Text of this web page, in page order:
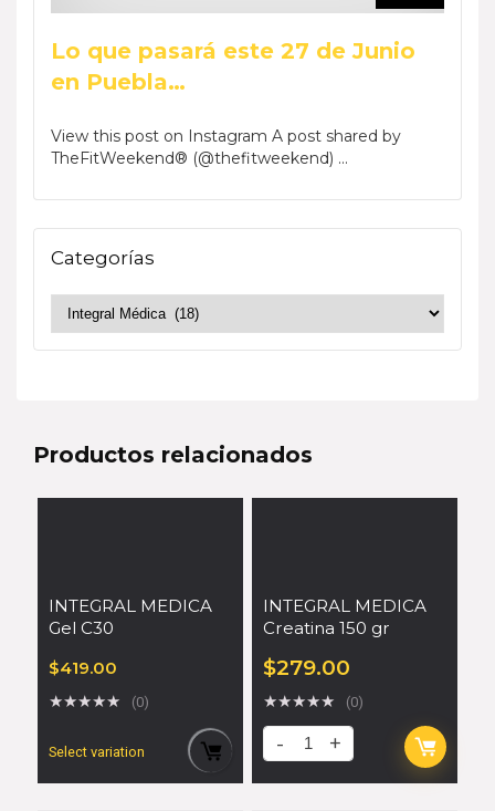
Lo que pasará este 27 de Junio
en Puebla…
View this post on Instagram A post shared by
TheFitWeekend® (@thefitweekend) ...
Categorías
Productos relacionados
INTEGRAL MEDICA
Gel C30
$419.00
★★★★★ (0)
Select variation
INTEGRAL MEDICA
Creatina 150 gr
$279.00
★★★★★ (0)